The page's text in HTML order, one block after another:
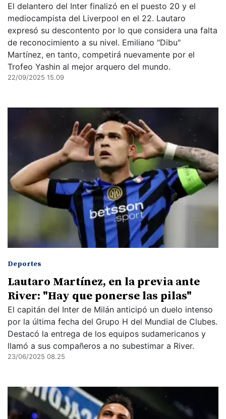
El delantero del Inter finalizó en el puesto 20 y el
mediocampista del Liverpool en el 22. Lautaro
expresó su descontento por lo que considera una falta
de reconocimiento a su nivel. Emiliano "Dibu"
Martínez, en tanto, competirá nuevamente por el
Trofeo Yashin al mejor arquero del mundo.
22/09/2025 15.09
Deportes
Lautaro Martínez, en la previa ante
River: "Hay que ponerse las pilas"
El capitán del Inter de Milán anticipó un duelo intenso
por la última fecha del Grupo H del Mundial de Clubes.
Destacó la entrega de los equipos sudamericanos y
llamó a sus compañeros a no subestimar a River.
23/06/2025 08.25